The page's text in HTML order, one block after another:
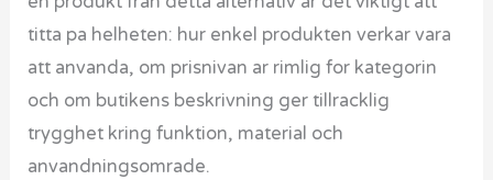
titta pa helheten: hur enkel produkten verkar vara
att anvanda, om prisnivan ar rimlig for kategorin
och om butikens beskrivning ger tillracklig
trygghet kring funktion, material och
anvandningsomrade.